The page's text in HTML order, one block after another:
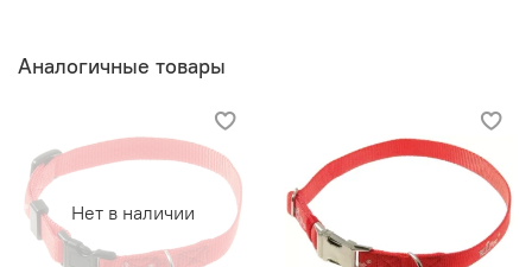
Аналогичные товары
Нет в наличии